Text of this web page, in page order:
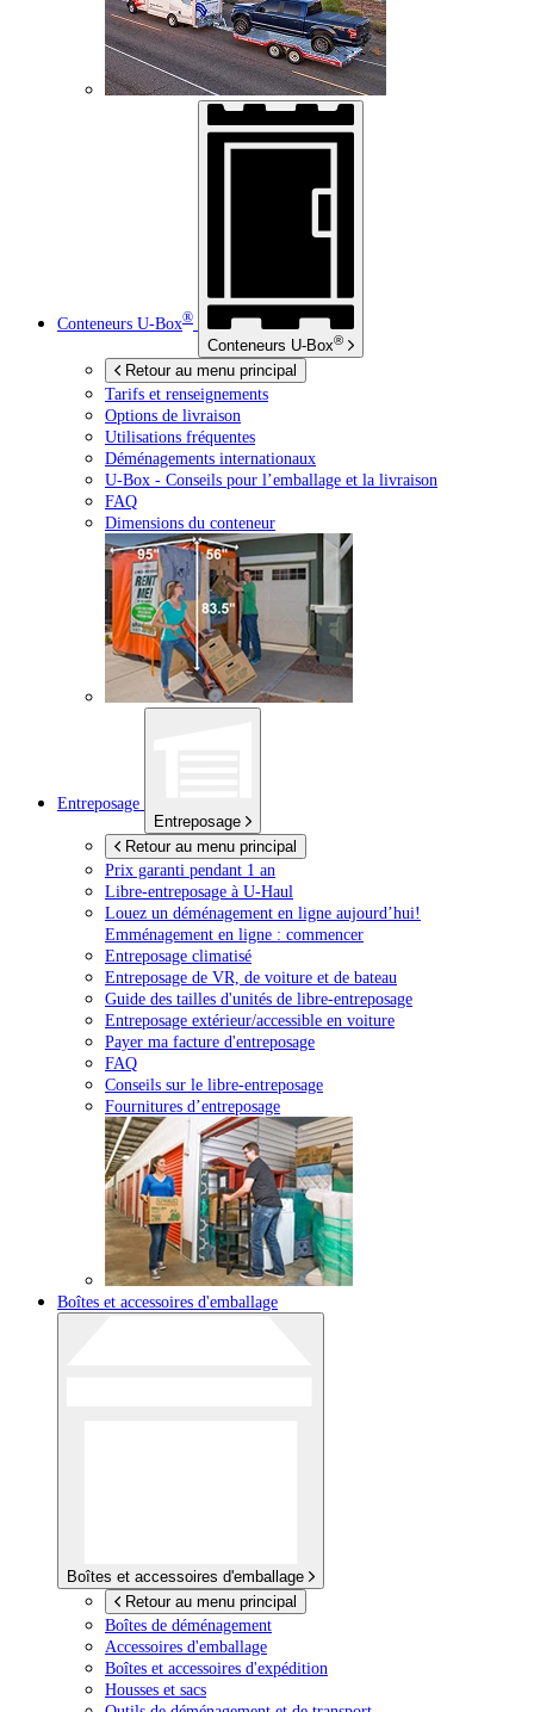
Conteneurs U-Box®
Conteneurs U-Box®
Retour au menu principal
Tarifs et renseignements
Options de livraison
Utilisations fréquentes
Déménagements internationaux
U-Box - Conseils pour l’emballage et la livraison
FAQ
Dimensions du conteneur
Entreposage
Entreposage
Retour au menu principal
Prix garanti pendant 1 an
Libre-entreposage à U-Haul
Louez un déménagement en ligne aujourd’hui!
Emménagement en ligne : commencer
Entreposage climatisé
Entreposage de VR, de voiture et de bateau
Guide des tailles d'unités de libre-entreposage
Entreposage extérieur/accessible en voiture
Payer ma facture d'entreposage
FAQ
Conseils sur le libre-entreposage
Fournitures d’entreposage
Boîtes et accessoires d'emballage
Boîtes et accessoires d'emballage
Retour au menu principal
Boîtes de déménagement
Accessoires d'emballage
Boîtes et accessoires d'expédition
Housses et sacs